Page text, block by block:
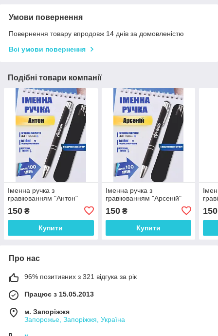
Умови повернення
Повернення товару впродовж 14 днів за домовленістю
Всі умови повернення
Подібні товари компанії
Іменна ручка з
гравіюванням "Антон"
150 ₴
Купити
Іменна ручка з
гравіюванням "Арсеній"
150₴
Купити
150
Про нас
96% позитивних з 321 відгука за рік
Працює з 15.05.2013
м. Запоріжжя
Запорожье, Запоріжжя, Україна